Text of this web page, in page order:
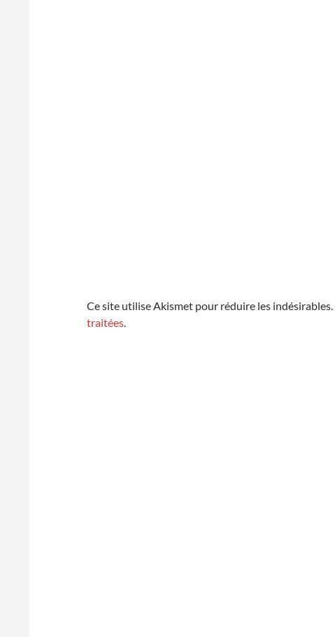
Ce site utilise Akismet pour réduire les indésirables.
traitées.